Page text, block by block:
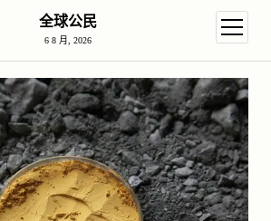
全球公民
6 8 月, 2026
open